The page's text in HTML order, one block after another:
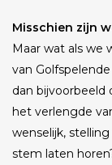
Misschien zijn
Maar wat als we
van
dan bijvoorbeeld
het verlengde
wenselijk,
stem laten